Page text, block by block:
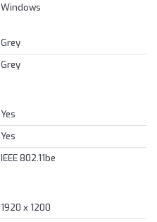
Windows
Grey
Grey
Yes
Yes
IEEE 802.11be
1920 x 1200